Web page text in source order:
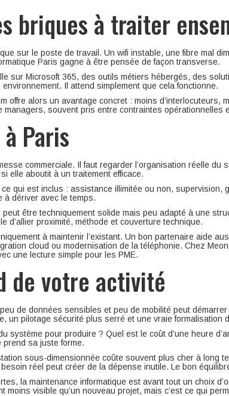
briques à traiter
sur le poste de travail. Un wifi instable, une fibre mal
Paris gagne à être pensée de façon transverse.
sur Microsoft 365, des outils métiers hébergés, des
Il attend simplement que cela fonctionne.
alors un avantage concret : moins
souvent pris entre contraintes opérationnelles
Paris
commerciale. Il faut regarder l’organisation réelle
elle aboutit à un traitement efficace.
qui est inclus : assistance illimitée ou non,
à dériver avec le temps.
être techniquement solide mais peu adapté à une
d’allier proximité, méthode et couverture technique.
à maintenir l’existant. Un bon partenaire aide
cloud ou modernisation de la téléphonie. Chez
une lecture simple pour les PME.
de votre activité
de données sensibles et peu de mobilité peut
un pilotage sécurité plus serré et une vraie formalisation
système pour produire ? Quel est le coût d’une heure
prend sa juste forme.
sous-dimensionnée coûte souvent plus cher à long
réel peut créer de la dépense inutile. Le bon
la maintenance informatique est avant tout un choix
visible qu’un nouveau projet, mais c’est ce qui